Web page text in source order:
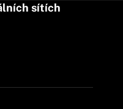
sítích